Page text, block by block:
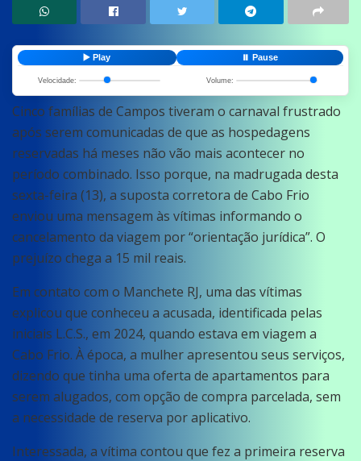
▶️ Play ⏸️ Pause
Velocidade: Volume:
Cinco famílias de Campos tiveram o carnaval frustrado
após serem comunicadas de que as hospedagens
reservadas há meses não vão mais acontecer no
período combinado. Isso porque, na madrugada desta
sexta-feira (13), a suposta corretora de Cabo Frio
enviou uma mensagem às vítimas informando o
cancelamento da viagem por “orientação jurídica”. O
prejuízo chega a 15 mil reais.
Em contato com o Manchete RJ, uma das vítimas
explicou que conheceu a acusada, identificada pelas
iniciais L.C.S., em 2024, quando estava em viagem a
Cabo Frio. À época, a mulher apresentou seus serviços,
dizendo que tinha uma oferta de apartamentos para
serem alugados, com opção de compra parcelada, sem
a necessidade de reserva por aplicativo.
Interessada, a vítima contou que fez a primeira reserva